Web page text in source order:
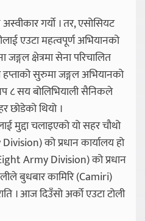
गर्यो । तर, एसोसियट
एउटा महत्वपूर्ण अभियानको
क्षेत्रमा सेना परिचालित
हप्ताको सुरुमा जङ्गल अभियानको
८ सय बोलिभियाली सैनिकले
छोडेको थियो ।
मुद्दा चलाइएको यो सहर चौथो
को प्रधान कार्यालय हो
Army Division) को प्रधान
बुधबार कामिरि (Camiri)
। आज दिउँसो अर्को एउटा टोली